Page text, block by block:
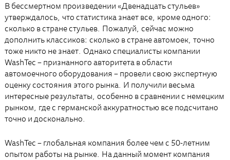
В бессмертном произведении «Двенадцать стульев»
утверждалось, что статистика знает все, кроме одного:
сколько в стране стульев. Пожалуй, сейчас можно
дополнить классиков: сколько в стране автомоек, точно
тоже никто не знает. Однако специалисты компании
WashTec – признанного авторитета в области
автомоечного оборудования – провели свою экспертную
оценку состояния этого рынка. И получили весьма
интересные результаты, особенно в сравнении с немецким
рынком, где с германской аккуратностью все подсчитано
точно и досконально.
WashTec – глобальная компания более чем с 50-летним
опытом работы на рынке. На данный момент компания